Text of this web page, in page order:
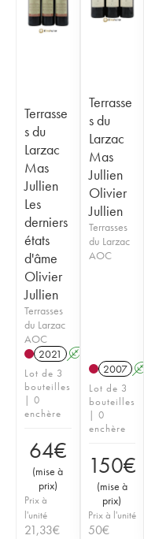
Terrasse
s du
Larzac
Mas
Jullien
Les
derniers
états
d'âme
Olivier
Jullien
Terrasses
du Larzac
AOC
2021
A
Lot de 3
bouteilles
| 0
enchère
64€
(mise à
prix)
Prix à
l'unité
21,33€
Terrasse
s du
Larzac
Mas
Jullien
Olivier
Jullien
Terrasses
du Larzac
AOC
2007 A
Lot de 3
bouteilles
| 0
enchère
150€
(mise à
prix)
Prix à l'unité
50€